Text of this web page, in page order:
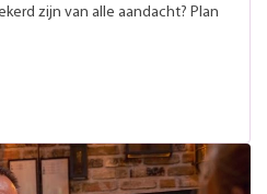
zijn van alle aandacht? Plan